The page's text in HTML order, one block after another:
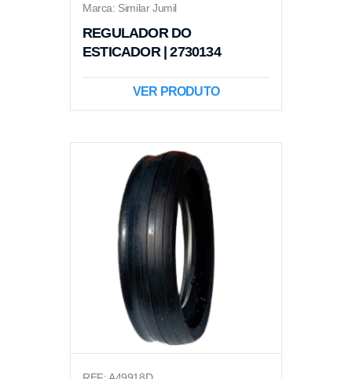
Marca: Similar Jumil
REGULADOR DO
ESTICADOR | 2730134
VER PRODUTO